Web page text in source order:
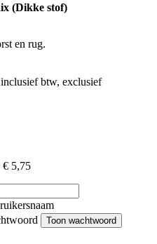
(Dikke stof)
en rug.
btw, exclusief
€ 5,75
Toon wachtwoord